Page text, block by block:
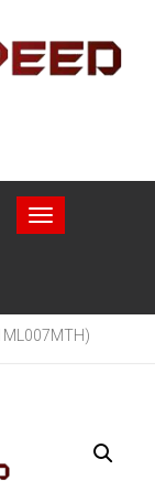
Toggle
navigation